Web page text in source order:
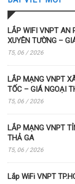
LẮP WIFI VNPT AN
XUYÊN TƯỜNG –
T5, 06 / 2026
LẮP MẠNG VNPT
TỐC – GIÁ NGOẠI
T5, 06 / 2026
LẮP MẠNG VNPT
THẢ GA
T5, 06 / 2026
Lắp WiFi VNPT